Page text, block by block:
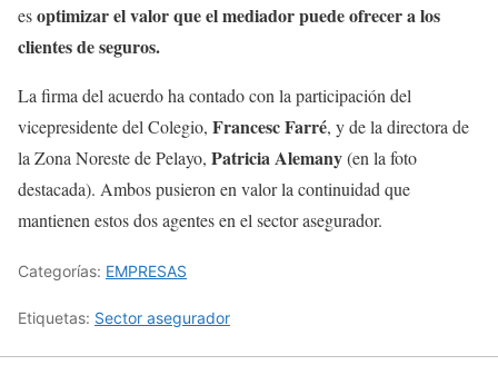
esoptimizar el valor que el mediador puede ofrecer a los
clientes de seguros.
La firma del acuerdo ha contado con la participación del
vicepresidente del Colegio, Francesc Farré, y de la directora de
la Zona Noreste de Pelayo, Patricia Alemany(en la foto
destacada). Ambos pusieron en valor la continuidad que
mantienen estos dos agentes en el sector asegurador.
Categorías: EMPRESAS
Etiquetas: Sector asegurador